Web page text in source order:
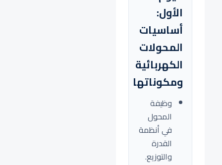
الأول:
أساسيات
المحولات
الكهربائية
ومكوناتها
وظيفة
المحول
في أنظمة
القدرة
والتوزيع.